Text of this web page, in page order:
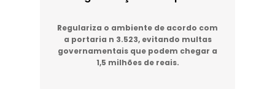
Regulariza o ambiente de acordo com
a portaria n 3.523, evitando multas
governamentais que podem chegar a
1,5 milhões de reais.